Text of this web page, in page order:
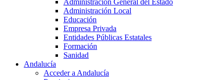
Administración General del Estado
Administración Local
Educación
Empresa Privada
Entidades Públicas Estatales
Formación
Sanidad
Andalucía
Acceder a Andalucía